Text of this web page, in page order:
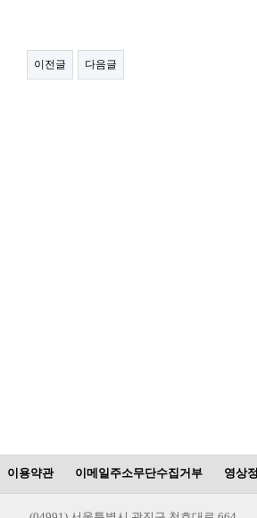
이전글 다음글
이용약관 이메일주소무단수집거부 영상